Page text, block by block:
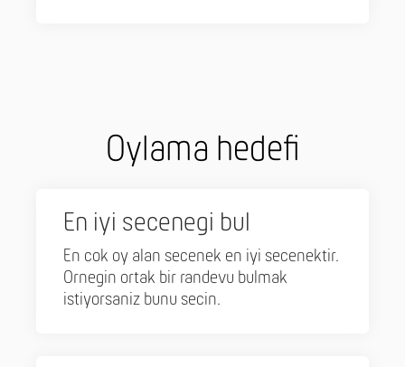
Oylama hedefi
En iyi secenegi bul
En cok oy alan secenek en iyi secenektir.
Ornegin ortak bir randevu bulmak
istiyorsaniz bunu secin.